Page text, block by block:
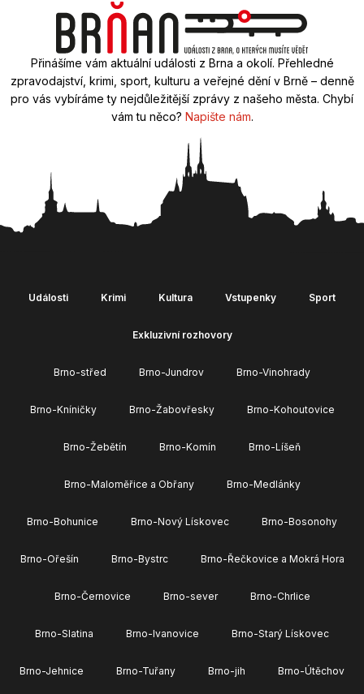
Přinášíme vám aktuální události z Brna a okolí. Přehledné
zpravodajství, krimi, sport, kulturu a veřejné dění v Brně – denně
pro vás vybíráme ty nejdůležitější zprávy z našeho města. Chybí
vám tu něco? Napište nám.
Události Krimi Kultura Vstupenky Sport
Exkluzivní rozhovory
Brno-střed Brno-Jundrov Brno-Vinohrady
Brno-Kníničky Brno-Žabovřesky Brno-Kohoutovice
Brno-Žebětín Brno-Komín Brno-Líšeň
Brno-Maloměřice a Obřany Brno-Medlánky
Brno-Bohunice Brno-Nový Lískovec Brno-Bosonohy
Brno-Ořešín Brno-Bystrc Brno-Řečkovice a Mokrá Hora
Brno-Černovice Brno-sever Brno-Chrlice
Brno-Slatina Brno-Ivanovice Brno-Starý Lískovec
Brno-Jehnice Brno-Tuřany Brno-jih Brno-Útěchov